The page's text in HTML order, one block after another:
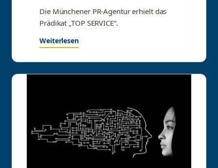
Die Münchener PR-Agentur erhielt das
Prädikat „TOP SERVICE“.
Weiterlesen